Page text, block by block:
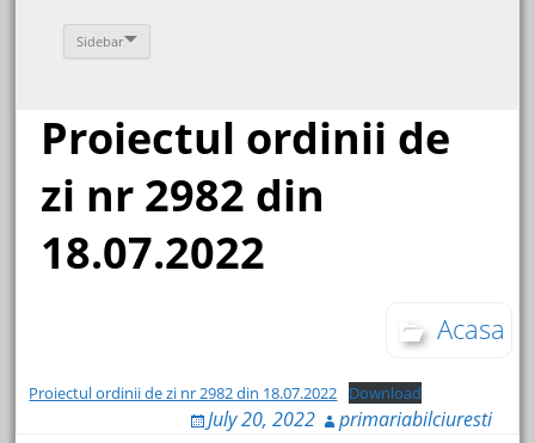
Sidebar
Proiectul ordinii de
zi nr 2982 din
18.07.2022
Acasa
Proiectul ordinii de zi nr 2982 din 18.07.2022 Download
July 20, 2022 primariabilciuresti